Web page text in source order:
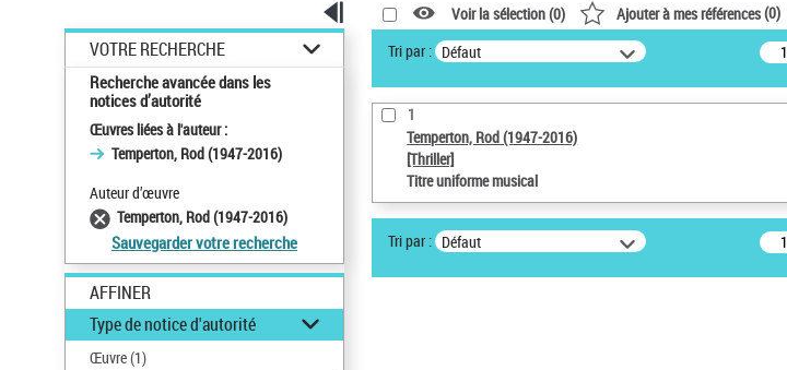
VOTRE RECHERCHE
Recherche avancée dans les
notices d’autorité
Œuvres liées à l'auteur :
Temperton, Rod (1947-2016)
Auteur d’œuvre
Temperton, Rod (1947-2016)
Sauvegarder votre recherche
AFFINER
Type de notice d'autorité
Œuvre(1)
Voir la sélection (0) Ajouter à mes références(0)
Tri par : Défaut
1
Temperton, Rod (1947-2016)
[Thriller]
Titre uniforme musical
Tri par : Défaut